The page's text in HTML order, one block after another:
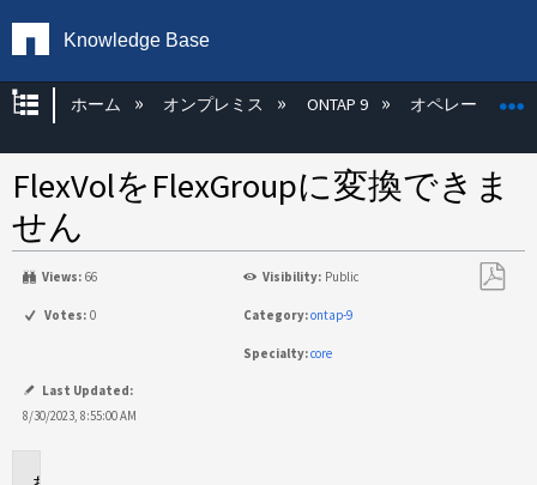
Knowledge Base
グローバル階層を展開/折りたたむ
ホーム オンプレミス ONTAP 9 オペレーティン
FlexVolをFlexGroupに変換できま
せん
Views: 66 Visibility: Public
Votes: 0 Category:ontap-9
Specialty:core
Last Updated:
8/30/2023, 8:55:00 AM